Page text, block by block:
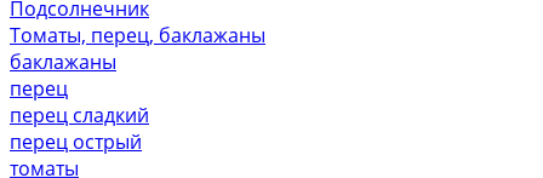
Подсолнечник
Томаты, перец, баклажаны
баклажаны
перец
перец сладкий
перец острый
томаты